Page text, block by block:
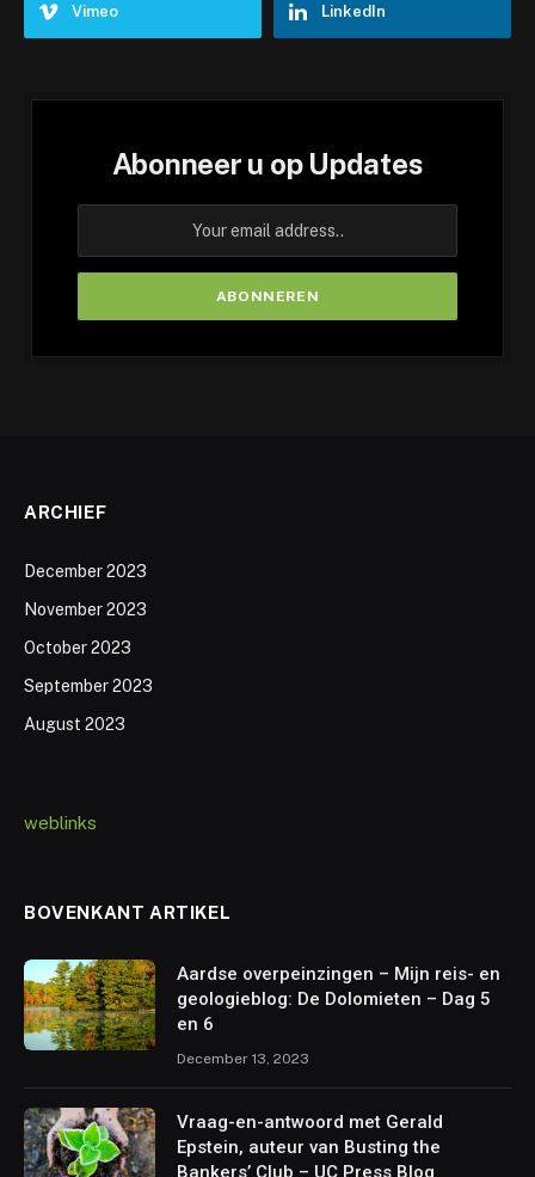
Vimeo LinkedIn
Abonneer u op Updates
ARCHIEF
December 2023
November 2023
October 2023
September 2023
August 2023
weblinks
BOVENKANT ARTIKEL
Aardse overpeinzingen – Mijn reis- en
geologieblog: De Dolomieten – Dag 5
en 6
December 13, 2023
Vraag-en-antwoord met Gerald
Epstein, auteur van Busting the
Bankers’ Club – UC Press Blog